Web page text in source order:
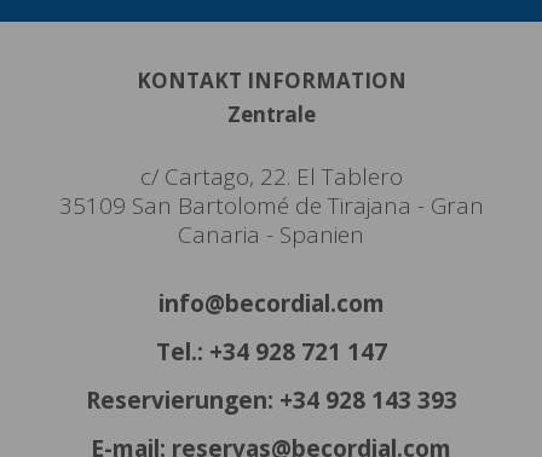
KONTAKT INFORMATION
Zentrale
c/ Cartago, 22. El Tablero
35109 San Bartolomé de Tirajana - Gran
Canaria - Spanien
info@becordial.com
Tel.: +34 928 721 147
Reservierungen: +34 928 143 393
E-mail: reservas@becordial.com